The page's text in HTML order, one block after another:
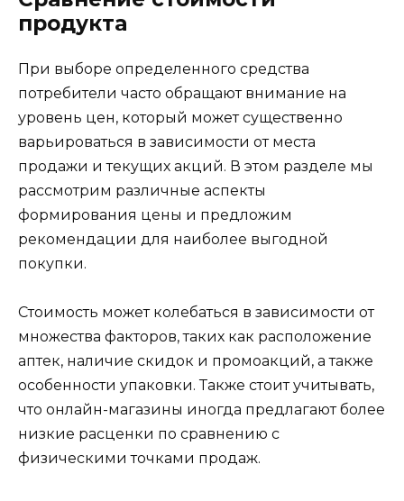
продукта
При выборе определенного средства
потребители часто обращают внимание на
уровень цен, который может существенно
варьироваться в зависимости от места
продажи и текущих акций. В этом разделе мы
рассмотрим различные аспекты
формирования цены и предложим
рекомендации для наиболее выгодной
покупки.
Стоимость может колебаться в зависимости от
множества факторов, таких как расположение
аптек, наличие скидок и промоакций, а также
особенности упаковки. Также стоит учитывать,
что онлайн-магазины иногда предлагают более
низкие расценки по сравнению с
физическими точками продаж.